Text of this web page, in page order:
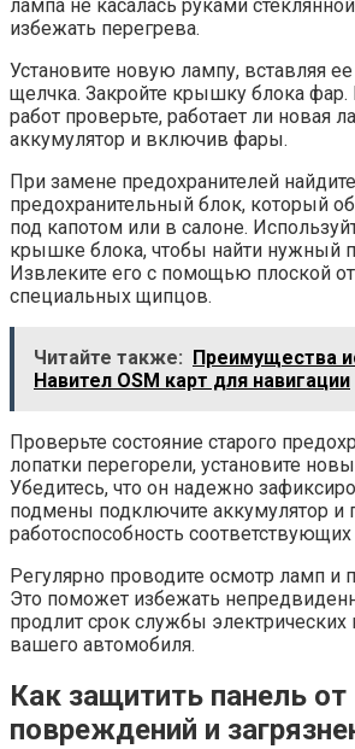
лампа не касалась руками
избежать перегрева.
Установите новую лампу, вставляя
щелчка. Закройте крышку блока
работ проверьте, работает ли новая
аккумулятор и включив фары.
При замене предохранителей найдите
предохранительный блок, который
под капотом или в салоне.
крышке блока, чтобы найти нужный
Извлеките его с помощью плоской
специальных щипцов.
Читайте также: Преимущества
Навител OSM карт для навигации
Проверьте состояние старого
лопатки перегорели, установите
Убедитесь, что он надежно
подмены подключите аккумулятор и
работоспособность соответствующих
Регулярно проводите осмотр ламп и
Это поможет избежать
продлит срок службы электрических
вашего автомобиля.
Как защитить панель от
повреждений и